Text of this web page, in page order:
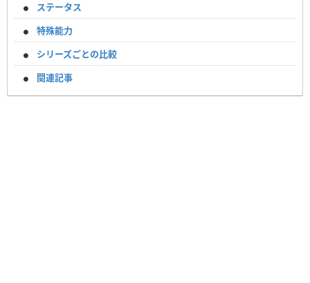
ステータス
特殊能力
シリーズごとの比較
関連記事